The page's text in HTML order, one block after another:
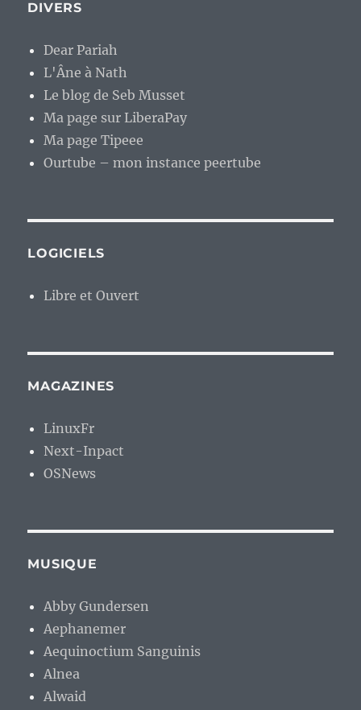
DIVERS
Dear Pariah
L'Âne à Nath
Le blog de Seb Musset
Ma page sur LiberaPay
Ma page Tipeee
Ourtube – mon instance peertube
LOGICIELS
Libre et Ouvert
MAGAZINES
LinuxFr
Next-Inpact
OSNews
MUSIQUE
Abby Gundersen
Aephanemer
Aequinoctium Sanguinis
Alnea
Alwaid